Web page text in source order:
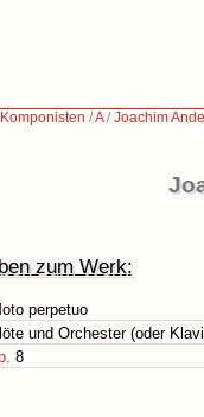
/A/Joachim
zum Werk:
perpetuo
und Orchester (oder
8